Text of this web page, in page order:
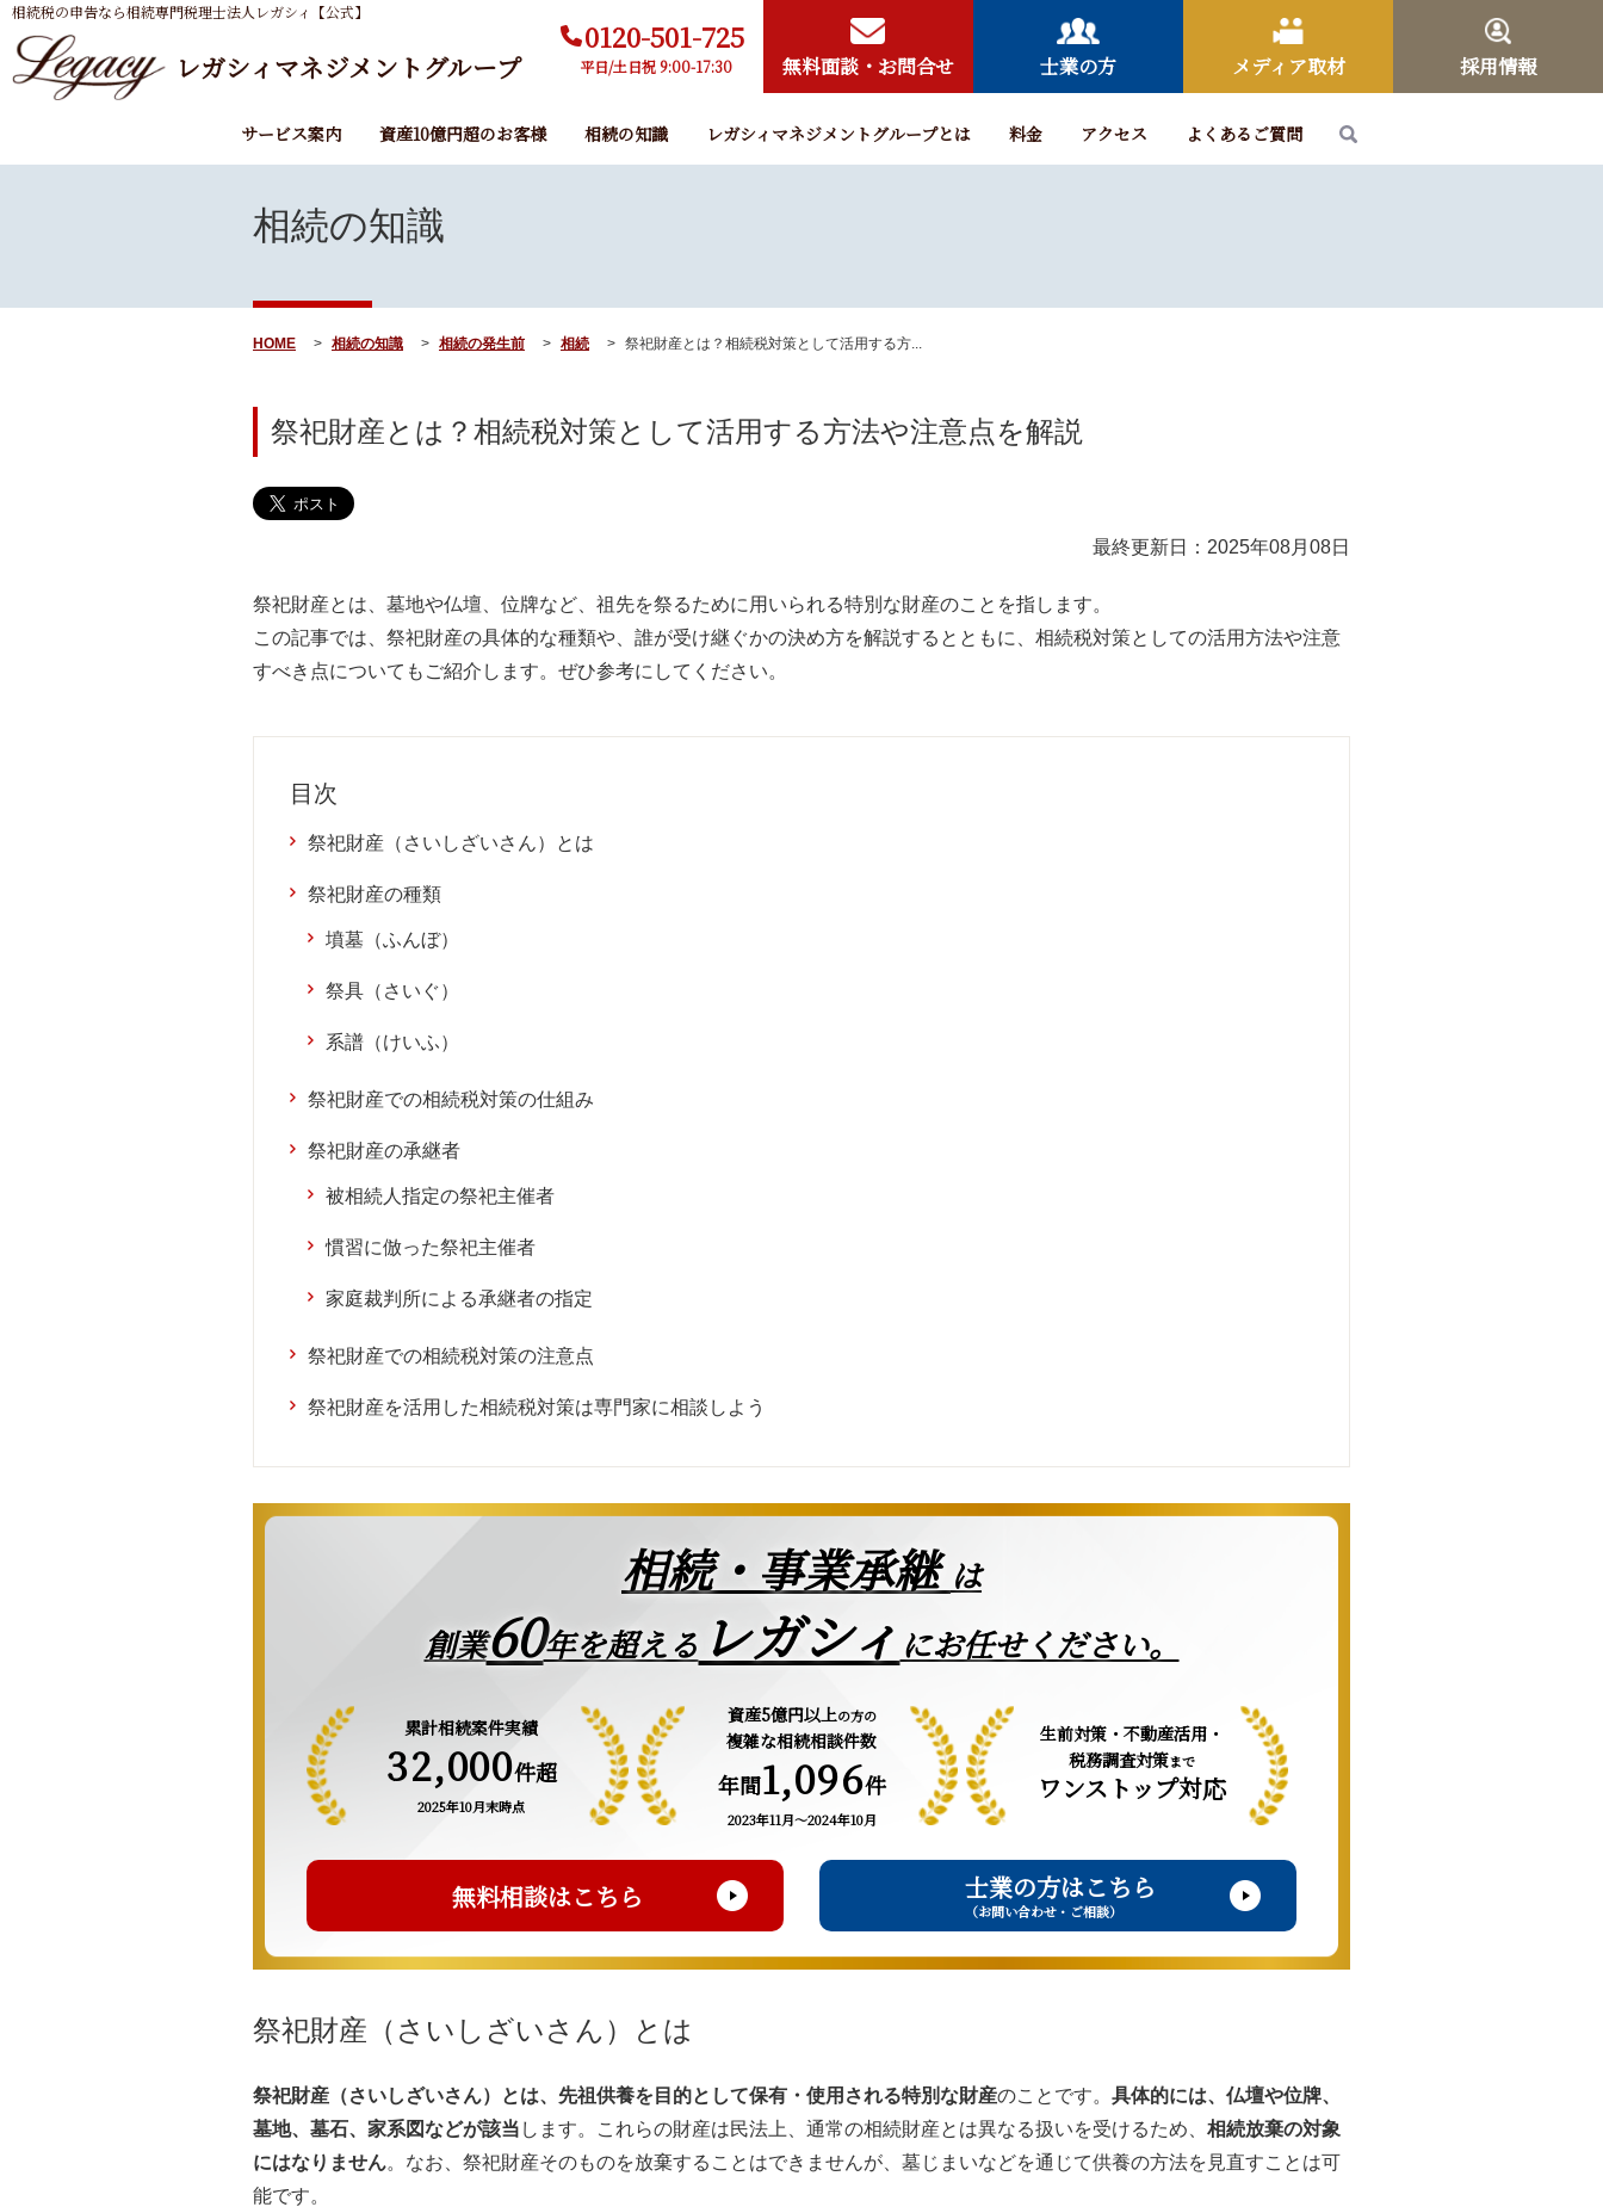
相続税の申告なら相続専門税理士法人レガシィ【公式】
レガシィマネジメントグループ
0120-501-725
平日/土日祝 9:00-17:30 無料面談・お問合せ 士業の方 メディア取材 採用情報
サービス案内 資産10億円超のお客様 相続の知識 レガシィマネジメントグループとは 料金 アクセス よくあるご質問
相続の知識
HOME 相続の知識 相続の発生前 相続 祭祀財産とは？相続税対策として活用する方...
祭祀財産とは？相続税対策として活用する方法や注意点を解説
最終更新日：2025年08月08日
祭祀財産とは、墓地や仏壇、位牌など、祖先を祭るために用いられる特別な財産のことを指します。
この記事では、祭祀財産の具体的な種類や、誰が受け継ぐかの決め方を解説するとともに、相続税対策としての活用方法や注意
すべき点についてもご紹介します。ぜひ参考にしてください。
目次
祭祀財産（さいしざいさん）とは
祭祀財産の種類
墳墓（ふんぼ）
祭具（さいぐ）
系譜（けいふ）
祭祀財産での相続税対策の仕組み
祭祀財産の承継者
被相続人指定の祭祀主催者
慣習に倣った祭祀主催者
家庭裁判所による承継者の指定
祭祀財産での相続税対策の注意点
祭祀財産を活用した相続税対策は専門家に相談しよう
相続・事業承継 は
創業60年を超える レガシィ にお任せください。
累計相続案件実績
32,000件超
2025年10月末時点
資産5億円以上の方の
複雑な相続相談件数
年間1,096件
2023年11月～2024年10月
生前対策・不動産活用・
税務調査対策まで
ワンストップ対応
無料相談はこちら 士業の方はこちら
（お問い合わせ・ご相談）
祭祀財産（さいしざいさん）とは
祭祀財産（さいしざいさん）とは、先祖供養を目的として保有・使用される特別な財産のことです。 具体的には、仏壇や位牌、
墓地、墓石、家系図などが該当 します。これらの財産は民法上、通常の相続財産とは異なる扱いを受けるため、 相続放棄の対象
にはなりません。なお、祭祀財産そのものを放棄することはできませんが、墓じまいなどを通じて供養の方法を見直すことは可
能です。